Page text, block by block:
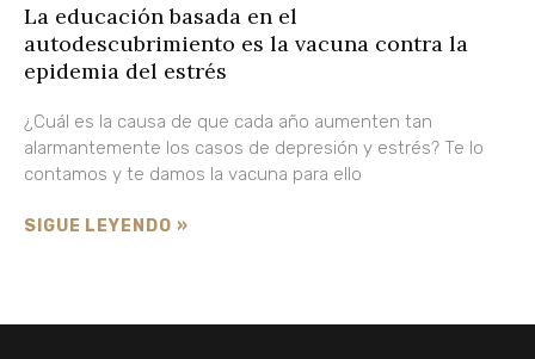
La educación basada en el
autodescubrimiento es la vacuna contra la
epidemia del estrés
¿Cuál es la causa de que cada año aumenten tan
alarmantemente los casos de depresión y estrés? Te lo
contamos y te damos la vacuna para ello
SIGUE LEYENDO »